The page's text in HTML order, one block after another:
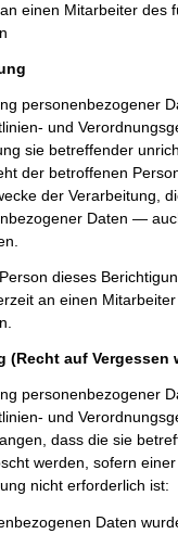
einen Mitarbeiter des
personenbezogener
und
sie betreffender
der betroffenen
der Verarbeitung,
Daten —
dieses
an einen
(Recht auf Vergessen
personenbezogener
und
dass die sie
werden, sofern
nicht erforderlich ist:
Daten